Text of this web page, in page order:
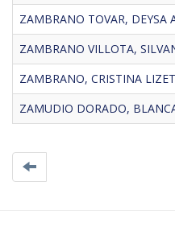
ZAMBRANO TOVAR, DEYSA
ZAMBRANO VILLOTA,
ZAMBRANO, CRISTINA
ZAMUDIO DORADO,